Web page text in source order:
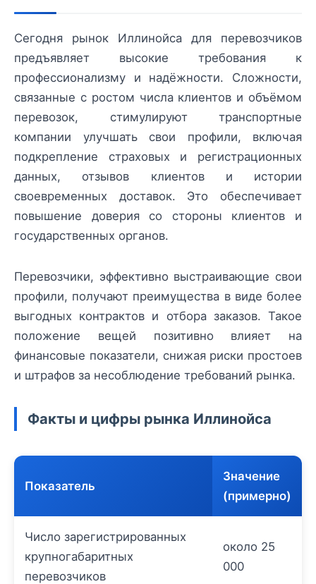
Сегодня рынок Иллинойса для перевозчиков
предъявляет высокие требования к
профессионализму и надёжности. Сложности,
связанные с ростом числа клиентов и объёмом
перевозок, стимулируют транспортные
компании улучшать свои профили, включая
подкрепление страховых и регистрационных
данных, отзывов клиентов и истории
своевременных доставок. Это обеспечивает
повышение доверия со стороны клиентов и
государственных органов.
Перевозчики, эффективно выстраивающие свои
профили, получают преимущества в виде более
выгодных контрактов и отбора заказов. Такое
положение вещей позитивно влияет на
финансовые показатели, снижая риски простоев
и штрафов за несоблюдение требований рынка.
Факты и цифры рынка Иллинойса
Показатель
Значение
(примерно)
Число зарегистрированных
крупногабаритных
перевозчиков
около 25
000